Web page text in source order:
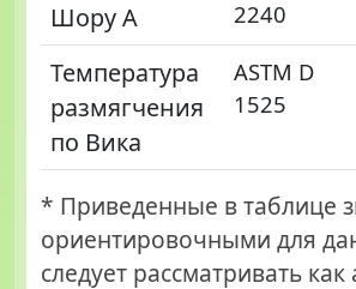
Шору А 2240
Температура
размягчения
по Вика
ASTM D
1525
* Приведенные в таблице
ориентировочными для
следует рассматривать